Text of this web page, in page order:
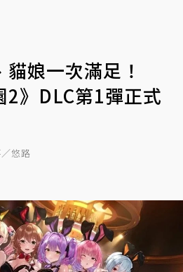
娘一次滿足！
2》DLC第1彈正式
悠路